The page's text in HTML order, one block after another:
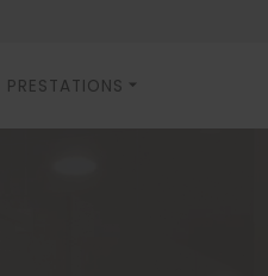
PRESTATIONS